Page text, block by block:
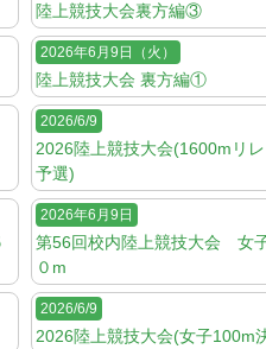
陸上競技大会裏方編③
2026年6月9日（火）
陸上競技大会 裏方編①
2026/6/9
2026陸上競技大会(1600mリ
予選)
2026年6月9日
第56回校内陸上競技大会 女
０m
2026/6/9
2026陸上競技大会(女子100m